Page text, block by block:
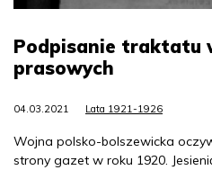
Podpisanie traktatu
prasowych
04.03.2021 Lata 1921-1926
Wojna polsko-bolszewicka
strony gazet w roku 1920.